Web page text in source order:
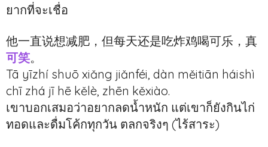
ยากที่จะเชื่อ
他一直说想减肥，但每天还是吃炸鸡喝可乐，真
可笑。
Tā yīzhí shuō xiǎng jiǎnféi, dàn měitiān háishì
chī zhá jī hē kělè, zhēn kěxiào.
เขาบอกเสมอว่าอยากลดน้ำหนัก แต่เขาก็ยังกินไก่
ทอดและดื่มโค้กทุกวัน ตลกจริงๆ (ไร้สาระ)